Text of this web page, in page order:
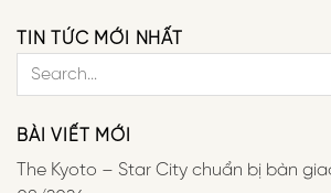
TIN TỨC MỚI NHẤT
BÀI VIẾT MỚI
The Kyoto – Star City chuẩn bị bàn